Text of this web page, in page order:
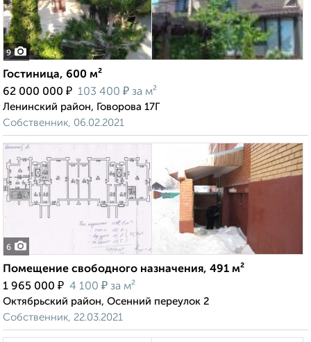
9
Гостиница, 600 м²
62 000 000 ₽ 103 400 ₽ за м²
Ленинский район, Говорова 17Г
Собственник, 06.02.2021
6
Помещение свободного назначения, 491 м²
1 965 000 ₽ 4 100 ₽ за м²
Октябрьский район, Осенний переулок 2
Собственник, 22.03.2021